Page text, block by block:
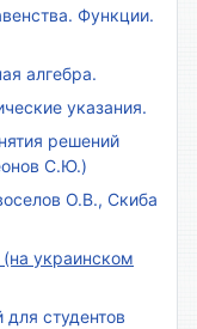
Функции.
алгебра.
указания.
решений
С.Ю.)
О.В., Скиба
(на украинском
студентов